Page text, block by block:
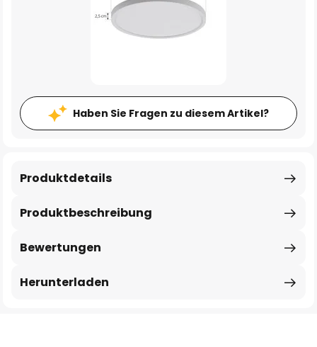
Haben Sie Fragen zu diesem Artikel?
Produktbeschreibung
Produktdetails
Bewertungen
Herunterladen